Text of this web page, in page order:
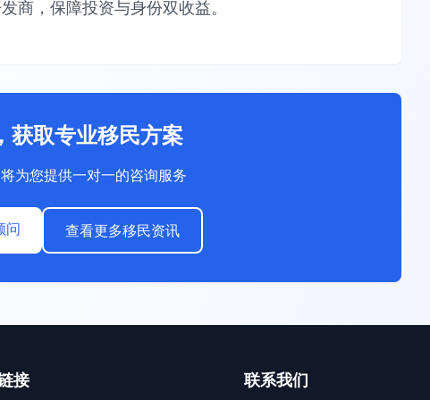
，保障​​投资与身份双收益​​。
获取专业移民方案
为您提供一对一的咨询服务
问 查看更多移民资讯
接 联系我们